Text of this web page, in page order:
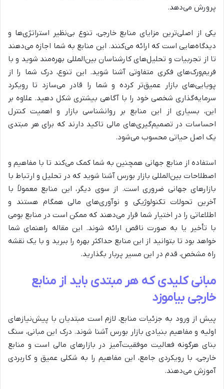
پرورش می‌دهد.
یکی از اصلی‌ترین مزایای منابع خارجی، تنوع بی‌نظیر استراتژی‌ها و
دیدگاه‌هایی است که ارائه می‌کنند. این منابع به شما اجازه می‌دهند
تا از تجربیات و تحلیل‌های کارشناسان بین‌المللی بهره‌مند شوید و با
فریم‌ورک‌های فکری متفاوتی آشنا شوید. این تنوع، درک شما را از
پویایی‌های بازار عمیق‌تر کرده و شما را قادر می‌سازد تا رویکرد
سرمایه‌گذاری شخصی خود را با آگاهی بیشتری شکل دهید. علاوه بر
این، بسیاری از این منابع بر روانشناسی بازار و اهمیت کنترل
احساسات در تصمیم‌گیری‌های مالی تاکید دارند که برای هر مبتدی
یک اصل حیاتی محسوب می‌شود.
استفاده از منابع جهانی همچنین به شما کمک می‌کند تا با مفاهیم و
اصطلاحات بین‌المللی بازار بورس آشنا شوید که در تحلیل و ارتباط با
بازارهای جهانی ضروری است. از سوی دیگر، این منابع معمولاً با
آخرین تحولات تکنولوژیکی و نوآوری‌های مالی همگام هستند و
اطلاعاتی را در اختیار شما قرار می‌دهند که ممکن است در منابع بومی
با تأخیر یا به صورت ناقص ارائه شوند. این مقاله راهنمای شما
خواهد بود تا بتوانید از این منابع حداکثر بهره را ببرید و با یک نقشه
راه مشخص، قدم در این مسیر پربار بگذارید.
مبانی کلیدی که هر مبتدی باید از منابع
خارجی بیاموزد
پیش از ورود به جزئیات منابع، لازم است مبتدیان با پیش‌نیازهای
اولیه و مفاهیم بنیادی بازار بورس آشنا شوند. درک این مبانی، سنگ
بنای هرگونه فعالیت موفقیت‌آمیز در بازارهای مالی است و منابع
خارجی، با رویکردی جامع، این مفاهیم را به شکلی عمیق و کاربردی
آموزش می‌دهند.